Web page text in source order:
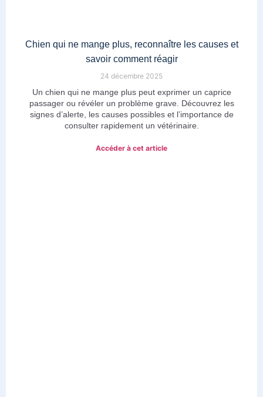
Chien qui ne mange plus, reconnaître les causes et
savoir comment réagir
24 décembre 2025
Un chien qui ne mange plus peut exprimer un caprice
passager ou révéler un problème grave. Découvrez les
signes d’alerte, les causes possibles et l’importance de
consulter rapidement un vétérinaire.
Accéder à cet article